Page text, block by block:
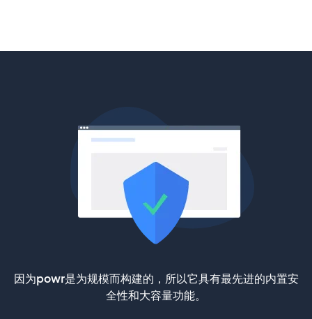
因为powr是为规模而构建的，所以它具有最先进的内置安
全性和大容量功能。